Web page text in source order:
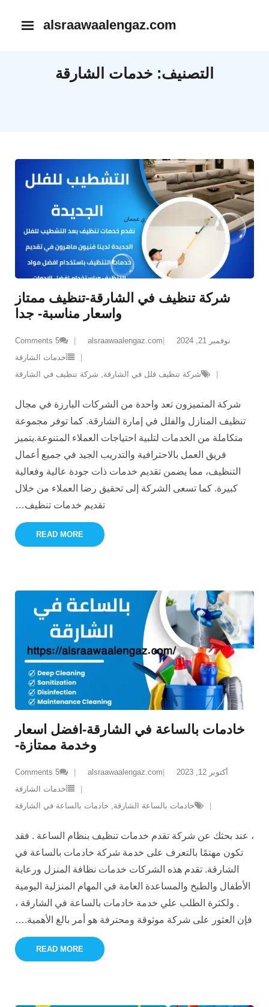
alsraawaalengaz.com
التصنيف: خدمات الشارقة
شركة تنظيف في الشارقة-تنظيف ممتاز
واسعار مناسبة- جدا
نوفمبر 21, 2024 alsraawaalengaz.com
5
Comments
خدمات الشارقة
شركة تنظيف فلل في الشارقة, شركة تنظيف في الشارقة
شركة المتميزون تعد واحدة من الشركات البارزة في مجال
تنظيف المنازل والفلل في إمارة الشارقة. كما توفر مجموعة
متكاملة من الخدمات لتلبية احتياجات العملاء المتنوعة.يتميز
فريق العمل بالاحترافية والتدريب الجيد في جميع أعمال
التنظيف، مما يضمن تقديم خدمات ذات جودة عالية وفعالية
كبيرة. كما تسعى الشركة إلى تحقيق رضا العملاء من خلال
تقديم خدمات تنظيف…
READ MORE
خادمات بالساعة في الشارقة-افضل اسعار
وخدمة ممتازة-
أكتوبر 12, 2023 alsraawaalengaz.com
5
Comments
خدمات الشارقة
خادمات بالساعة الشارقة, خادمات بالساعة في الشارقة
​، عند بحثك عن شركة تقدم خدمات تنظيف بنظام الساعة . فقد
تكون مهتمًا بالتعرف على خدمة شركة خادمات بالساعة في
الشارقة. تقدم هذه الشركات خدمات نظافة المنزل ورعاية
الأطفال والطبخ والمساعدة العامة في المهام المنزلية اليومية
. ولكثرة الطلب علي خدمة خادمات بالساعة في الشارقة ،
فإن العثور على شركة موثوقة ومحترفة هو أمر بالغ الأهمية.…
READ MORE